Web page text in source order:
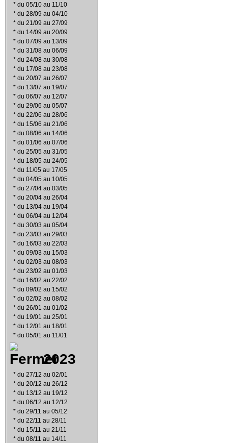
* du 05/10 au 11/10
* du 28/09 au 04/10
* du 21/09 au 27/09
* du 14/09 au 20/09
* du 07/09 au 13/09
* du 31/08 au 06/09
* du 24/08 au 30/08
* du 17/08 au 23/08
* du 20/07 au 26/07
* du 13/07 au 19/07
* du 06/07 au 12/07
* du 29/06 au 05/07
* du 22/06 au 28/06
* du 15/06 au 21/06
* du 08/06 au 14/06
* du 01/06 au 07/06
* du 25/05 au 31/05
* du 18/05 au 24/05
* du 11/05 au 17/05
* du 04/05 au 10/05
* du 27/04 au 03/05
* du 20/04 au 26/04
* du 13/04 au 19/04
* du 06/04 au 12/04
* du 30/03 au 05/04
* du 23/03 au 29/03
* du 16/03 au 22/03
* du 09/03 au 15/03
* du 02/03 au 08/03
* du 23/02 au 01/03
* du 16/02 au 22/02
* du 09/02 au 15/02
* du 02/02 au 08/02
* du 26/01 au 01/02
* du 19/01 au 25/01
* du 12/01 au 18/01
* du 05/01 au 11/01
2023
* du 27/12 au 02/01
* du 20/12 au 26/12
* du 13/12 au 19/12
* du 06/12 au 12/12
* du 29/11 au 05/12
* du 22/11 au 28/11
* du 15/11 au 21/11
* du 08/11 au 14/11